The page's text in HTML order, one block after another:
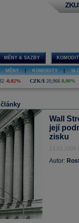
MĚNY & SAZBY
MĚNY KOMODITY
-0,02% CZK/$ 20,966 0,00%
Wall
její
zisku
13.03.2009
Autor: